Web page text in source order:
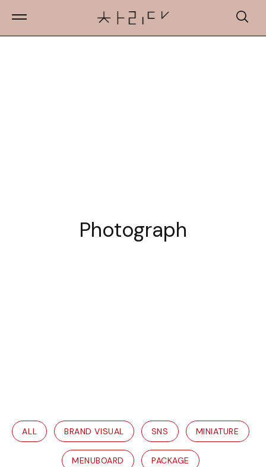
ALL BRAND VISUAL SNS MINIATURE
MENUBOARD PACKAGE